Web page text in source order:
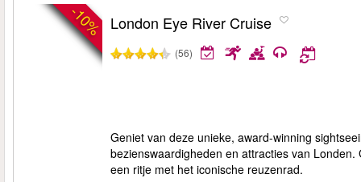
-10% London Eye River Cruise
(56)
Geniet van deze unieke, award-winning
bezienswaardigheden en attracties van
een ritje met het iconische reuzenrad.